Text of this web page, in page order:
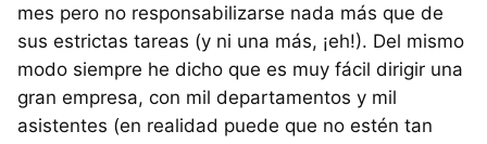
mes pero no responsabilizarse nada más que de
sus estrictas tareas (y ni una más, ¡eh!). Del mismo
modo siempre he dicho que es muy fácil dirigir una
gran empresa, con mil departamentos y mil
asistentes (en realidad puede que no estén tan